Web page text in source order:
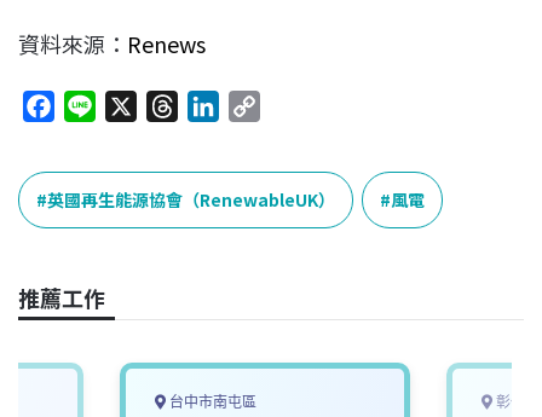
資料來源： Renews
c
e
b
o
k
n
e
r
e
a
n
k
e
n
p
y
L
k
英國再生能源協會（RenewableUK） 風電
推薦工作
台中市南屯區 彰化